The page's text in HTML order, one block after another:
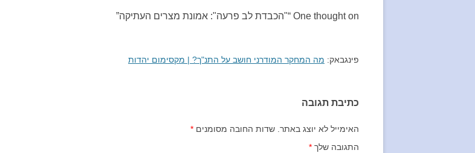
One thought on “ "הכבדת לב פרעה": אמונת מצרים העתיקה”
פינגבאק: מה המחקר המודרני חושב על התנ"ך? | מקסימום יהדות
כתיבת תגובה
האימייל לא יוצג באתר. שדות החובה מסומנים *
התגובה שלך *